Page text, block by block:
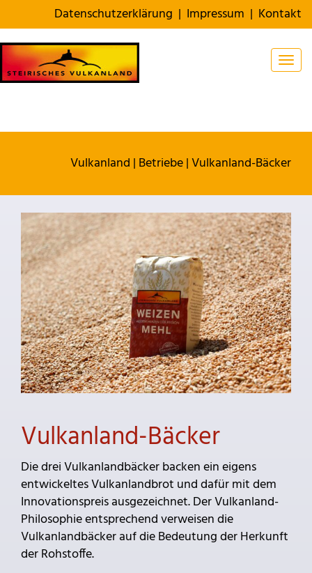
Datenschutzerklärung | Impressum | Kontakt
Vulkanland | Betriebe|Vulkanland-Bäcker
Vulkanland-Bäcker
Die drei Vulkanlandbäcker backen ein eigens
entwickeltes Vulkanlandbrot und dafür mit dem
Innovationspreis ausgezeichnet. Der Vulkanland-
Philosophie entsprechend verweisen die
Vulkanlandbäcker auf die Bedeutung der Herkunft
der Rohstoffe.